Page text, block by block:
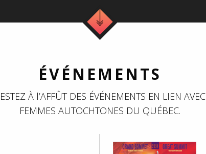
ÉVÉNEMENTS
À l’AFFÛT DES ÉVÉNEMENTS EN LIEN AVEC
FEMMES AUTOCHTONES DU QUÉBEC.